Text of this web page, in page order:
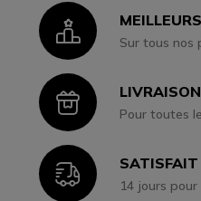
IconSur tous nos
IconPour toutes
IconSATISFAIT
14 jours